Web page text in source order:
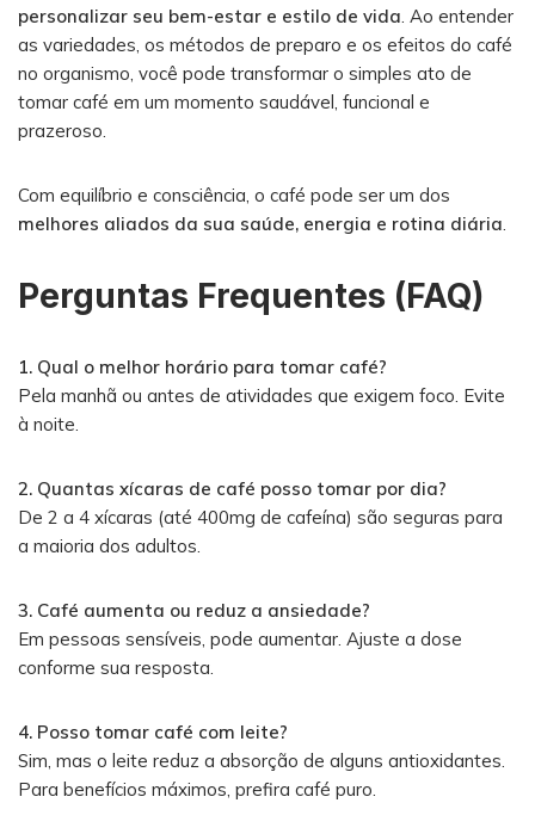
personalizar seu bem-estar e estilo de vida . Ao entender
as variedades, os métodos de preparo e os efeitos do café
no organismo, você pode transformar o simples ato de
tomar café em um momento saudável, funcional e
prazeroso.
Com equilíbrio e consciência, o café pode ser um dos
melhores aliados da sua saúde, energia e rotina diária
Perguntas Frequentes (FAQ)
1. Qual o melhor horário para tomar café?
Pela manhã ou antes de atividades que exigem foco. Evite
à noite.
2. Quantas xícaras de café posso tomar por dia?
De 2 a 4 xícaras (até 400mg de cafeína) são seguras para
a maioria dos adultos.
3. Café aumenta ou reduz a ansiedade?
Em pessoas sensíveis, pode aumentar. Ajuste a dose
conforme sua resposta.
4. Posso tomar café com leite?
Sim, mas o leite reduz a absorção de alguns antioxidantes.
Para benefícios máximos, prefira café puro.